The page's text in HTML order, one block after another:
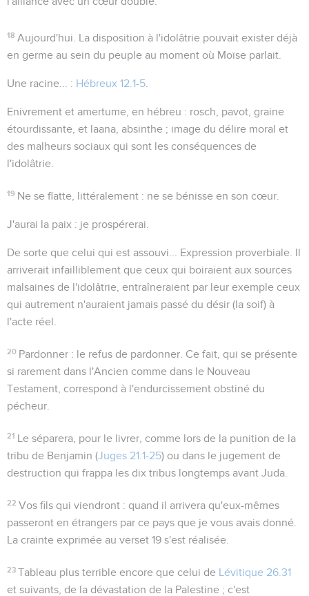
18 Aujourd'hui . La disposition à l'idolâtrie pouvait exister déjà
en germe au sein du peuple au moment où Moïse parlait.
Une racine... : Hébreux 12.1-5
Enivrement et amertume , en hébreu : rosch , pavot, graine
étourdissante, et laana , absinthe ; image du délire moral et
des malheurs sociaux qui sont les conséquences de
l'idolâtrie.
19 Ne se flatte , littéralement : ne se bénisse en son cœur
J'aurai la paix : je prospérerai.
De sorte que celui qui est assouvi...
Expression proverbiale. Il
arriverait infailliblement que ceux qui boiraient aux sources
malsaines de l'idolâtrie, entraîneraient par leur exemple ceux
qui autrement n'auraient jamais passé du désir (la soif) à
l'acte réel.
20 Pardonner : le refus de pardonner. Ce fait, qui se présente
si rarement dans l'Ancien comme dans le Nouveau
Testament, correspond à l'endurcissement obstiné du
pécheur.
21 Le séparera, pour le livrer , comme lors de la punition de la
tribu de Benjamin (Juges 21.1-25) ou dans le jugement de
destruction qui frappa les dix tribus longtemps avant Juda.
22 Vos fils qui viendront : quand il arrivera qu'eux-mêmes
passeront en étrangers par ce pays que je vous avais donné.
La crainte exprimée au verset 19 s'est réalisée.
23 Tableau plus terrible encore que celui de Lévitique 26.31
et suivants, de la dévastation de la Palestine ; c'est